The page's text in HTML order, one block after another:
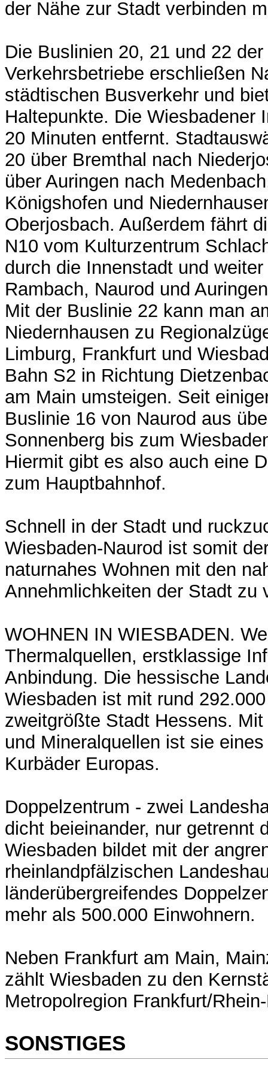
der Nähe zur Stadt verbinden
Die Buslinien 20, 21 und 22
Verkehrsbetriebe erschließen
städtischen Busverkehr und
Haltepunkte. Die Wiesbadener
20 Minuten entfernt.
20 über Bremthal nach
über Auringen nach
Königshofen und
Oberjosbach. Außerdem fährt
N10 vom Kulturzentrum
durch die Innenstadt und
Rambach, Naurod und
Mit der Buslinie 22 kann man
Niedernhausen zu
Limburg, Frankfurt und
Bahn S2 in Richtung
am Main umsteigen. Seit
Buslinie 16 von Naurod aus
Sonnenberg bis zum
Hiermit gibt es also auch eine
zum Hauptbahnhof.
Schnell in der Stadt und
Wiesbaden-Naurod ist somit
naturnahes Wohnen mit den
Annehmlichkeiten der Stadt zu
WOHNEN IN WIESBADEN.
Thermalquellen, erstklassige
Anbindung. Die hessische
Wiesbaden ist mit rund
zweitgrößte Stadt Hessens.
und Mineralquellen ist sie
Kurbäder Europas.
Doppelzentrum - zwei
dicht beieinander, nur getrennt
Wiesbaden bildet mit der
rheinlandpfälzischen
länderübergreifendes
mehr als 500.000 Einwohnern.
Neben Frankfurt am Main,
zählt Wiesbaden zu den
Metropolregion Frankfurt/
SONSTIGES